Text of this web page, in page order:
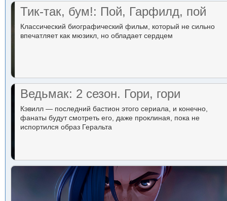
Тик-так, бум!: Пой, Гарфилд, пой
Классический биографический фильм, который не сильно
впечатляет как мюзикл, но обладает сердцем
Ведьмак: 2 сезон. Гори, гори
Кэвилл — последний бастион этого сериала, и конечно,
фанаты будут смотреть его, даже проклиная, пока не
испортился образ Геральта